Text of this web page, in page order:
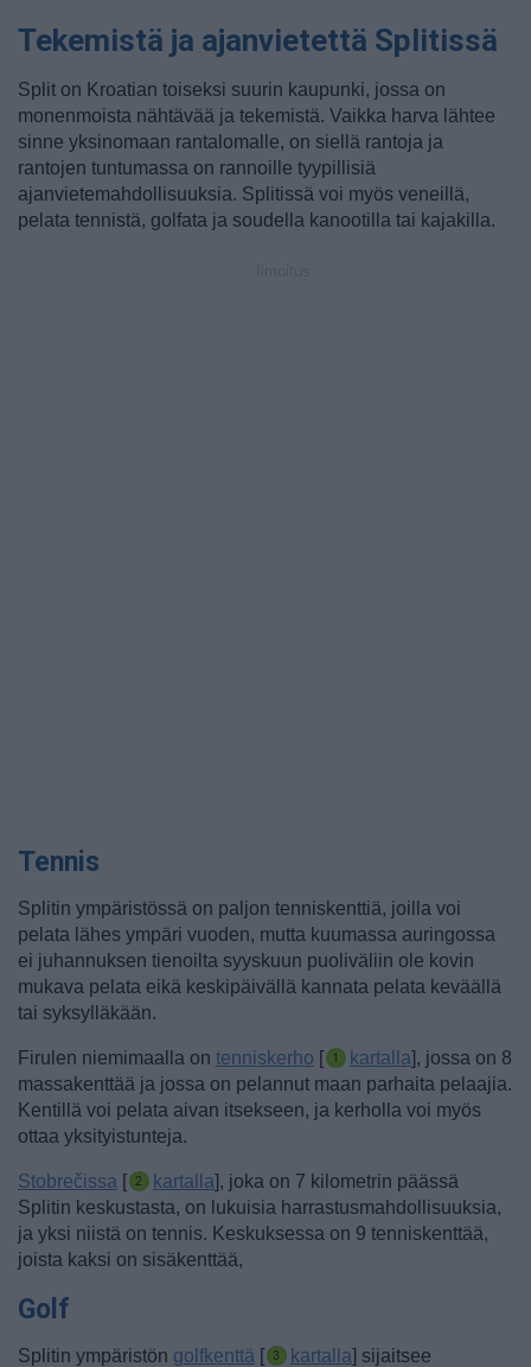
Tekemistä ja ajanvietettä Splitissä
Split on Kroatian toiseksi suurin kaupunki, jossa on
monenmoista nähtävää ja tekemistä. Vaikka harva lähtee
sinne yksinomaan rantalomalle, on siellä rantoja ja
rantojen tuntumassa on rannoille tyypillisiä
ajanvietemahdollisuuksia. Splitissä voi myös veneillä,
pelata tennistä, golfata ja soudella kanootilla tai kajakilla.
Tennis
Splitin ympäristössä on paljon tenniskenttiä, joilla voi
pelata lähes ympäri vuoden, mutta kuumassa auringossa
ei juhannuksen tienoilta syyskuun puoliväliin ole kovin
mukava pelata eikä keskipäivällä kannata pelata keväällä
tai syksylläkään.
Firulen niemimaalla on tenniskerho [ kartalla], jossa on 8
massakenttää ja jossa on pelannut maan parhaita pelaajia.
Kentillä voi pelata aivan itsekseen, ja kerholla voi myös
ottaa yksityistunteja.
Stobrečissa [ kartalla], joka on 7 kilometrin päässä
Splitin keskustasta, on lukuisia harrastusmahdollisuuksia,
ja yksi niistä on tennis. Keskuksessa on 9 tenniskenttää,
joista kaksi on sisäkenttää,
Golf
Splitin ympäristön golfkenttä [ kartalla] sijaitsee